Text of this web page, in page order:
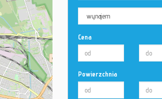
Cena
Powierzchnia